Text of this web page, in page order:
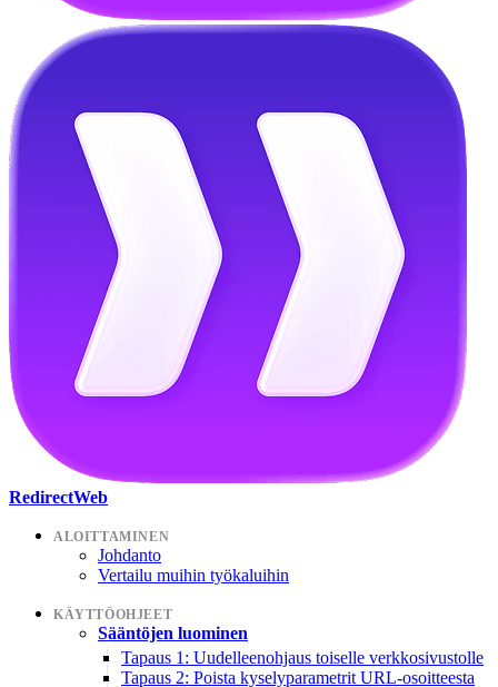
RedirectWeb
ALOITTAMINEN
Johdanto
Vertailu muihin työkaluihin
KÄYTTÖOHJEET
Sääntöjen luominen
Tapaus 1: Uudelleenohjaus toiselle verkkosivustolle
Tapaus 2: Poista kyselyparametrit URL-osoitteesta